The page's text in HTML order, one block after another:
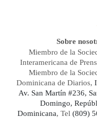
Sobre
Miembro de la
Interamericana de
Miembro de la
Dominicana de Diarios,
Av. San Martín #236,
Domingo,
Dominicana, Tel (809)